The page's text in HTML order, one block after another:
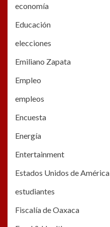
economía
Educación
elecciones
Emiliano Zapata
Empleo
empleos
Encuesta
Energía
Entertainment
Estados Unidos de América
estudiantes
Fiscalía de Oaxaca